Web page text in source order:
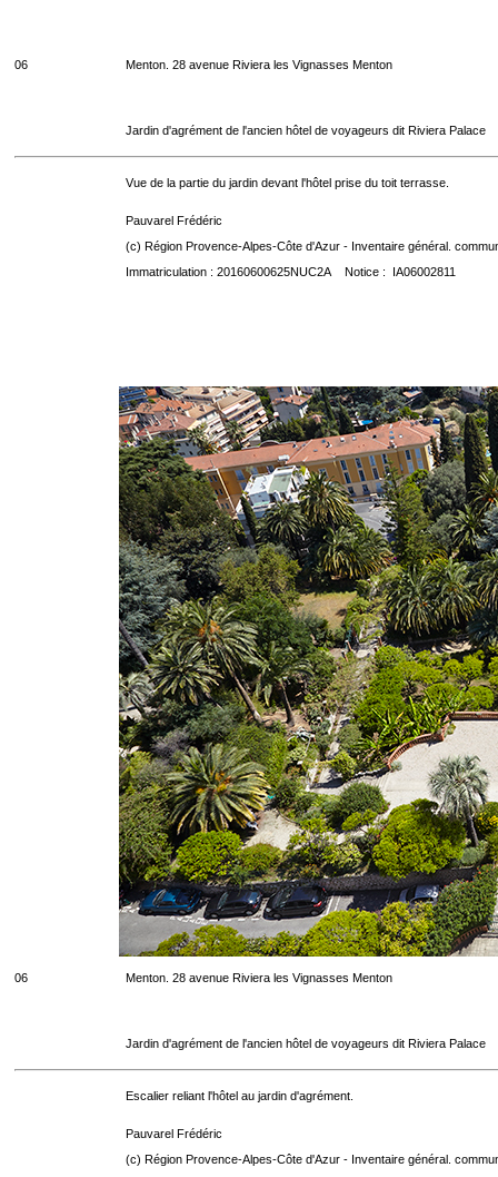
06 Menton. 28 avenue Riviera les Vignasses Menton
Jardin d'agrément de l'ancien hôtel de voyageurs dit Riviera Palace
Vue de la partie du jardin devant l'hôtel prise du toit terrasse.
Pauvarel Frédéric
(c) Région Provence-Alpes-Côte d'Azur - Inventaire général.
Immatriculation : 20160600625NUC2A Notice : IA06002811
06 Menton. 28 avenue Riviera les Vignasses Menton
Jardin d'agrément de l'ancien hôtel de voyageurs dit Riviera Palace
Escalier reliant l'hôtel au jardin d'agrément.
Pauvarel Frédéric
(c) Région Provence-Alpes-Côte d'Azur - Inventaire général.